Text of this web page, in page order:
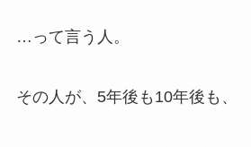
…って言う人。
その人が、5年後も10年後も、